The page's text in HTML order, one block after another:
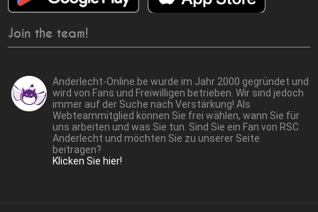
Join the team!
Anderlecht-Online.be wurde im Jahr 2000 gegründet und
wird von Fans und Freiwilligen betrieben. Wir sind jedoch
immer auf der Suche nach Verstärkung! Als
Webteammitglied können Sie frei wählen, wann Sie für
uns arbeiten und was Sie tun. Sind Sie ein Fan von RSC
Anderlecht und möchten Sie zu unserer Seite
beitragen?
Klicken Sie hier!